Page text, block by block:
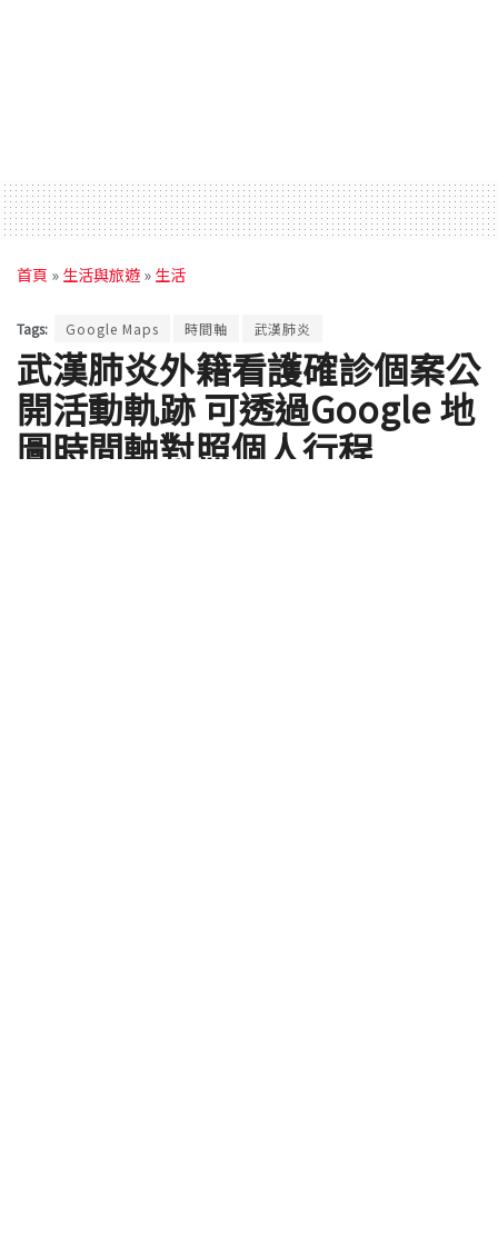
首頁 » 生活與旅遊 » 生活
Tags: Google Maps 時間軸 武漢肺炎
武漢肺炎外籍看護確診個案公
開活動軌跡 可透過Google 地
圖時間軸對照個人行程